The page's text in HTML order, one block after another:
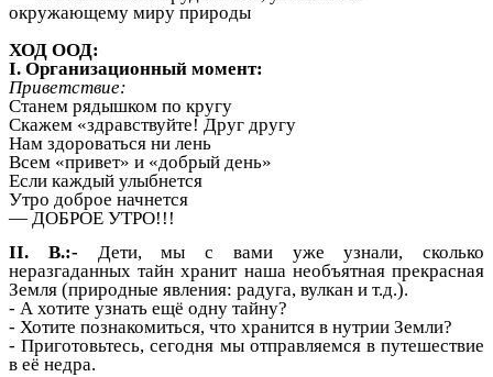
окружающему миру природы
ХОД ООД:
I. Организационный момент:
Приветствие:
Станем рядышком по кругу
Скажем «здравствуйте! Друг другу
Нам здороваться ни лень
Всем «привет» и «добрый день»
Если каждый улыбнется
Утро доброе начнется
— ДОБРОЕ УТРО!!!
II. В.:-
Дети, мы с вами уже узнали, сколько
неразгаданных тайн хранит наша необъятная прекрасная
Земля (природные явления: радуга, вулкан и т.д.).
- А хотите узнать ещё одну тайну?
- Хотите познакомиться, что хранится в нутрии Земли?
- Приготовьтесь, сегодня мы отправляемся в путешествие
в её недра.